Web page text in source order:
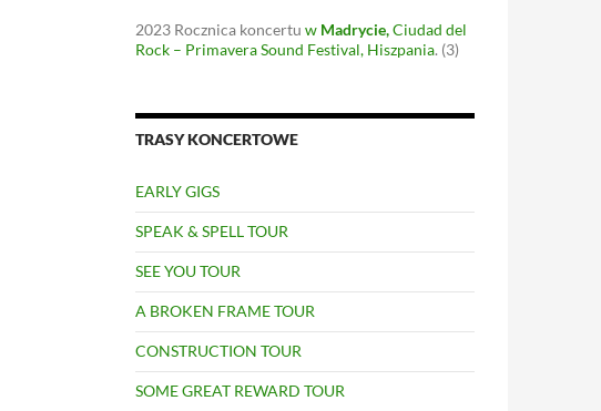
2023 Rocznica koncertu w Madrycie,Ciudad del
Rock – Primavera Sound Festival, Hiszpania. (3)
TRASY KONCERTOWE
EARLY GIGS
SPEAK & SPELL TOUR
SEE YOU TOUR
A BROKEN FRAME TOUR
CONSTRUCTION TOUR
SOME GREAT REWARD TOUR